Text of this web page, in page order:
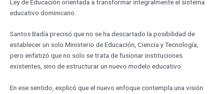
Ley de Educación orientada a transformar integralmente el sistema
educativo dominicano.
Santos Badía precisó que no se ha descartado la posibilidad de
establecer un solo Ministerio de Educación, Ciencia y Tecnología,
pero enfatizó que no solo se trata de fusionar instituciones
existentes, sino de estructurar un nuevo modelo educativo.
En ese sentido, explicó que el nuevo enfoque contempla una visión